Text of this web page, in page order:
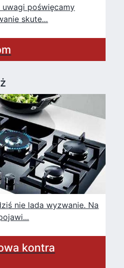
poświęcamy
skute...
nie lada wyzwanie. Na
kontra